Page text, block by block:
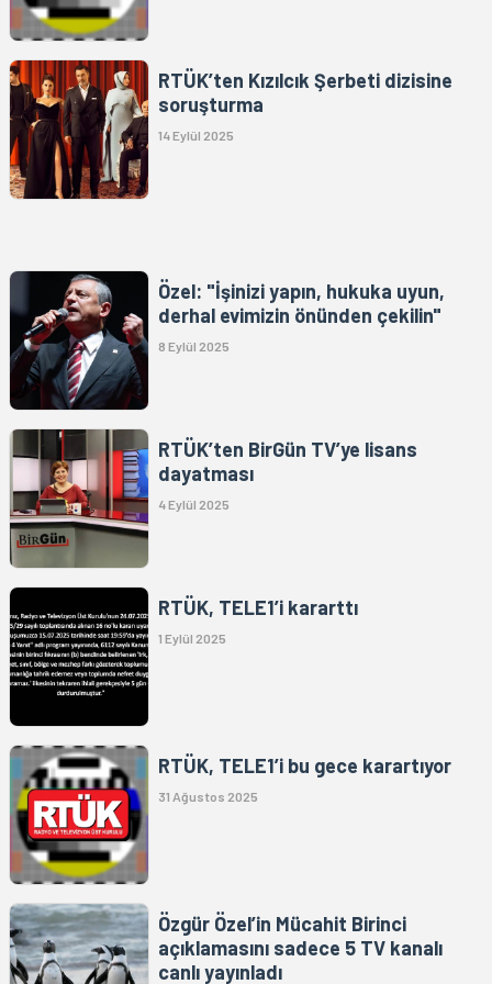
RTÜK’ten Kızılcık Şerbeti dizisine
soruşturma
14 Eylül 2025
Özel: "İşinizi yapın, hukuka uyun,
derhal evimizin önünden çekilin"
8 Eylül 2025
RTÜK’ten BirGün TV’ye lisans
dayatması
4 Eylül 2025
RTÜK, TELE1’i kararttı
1 Eylül 2025
RTÜK, TELE1’i bu gece karartıyor
31 Ağustos 2025
Özgür Özel’in Mücahit Birinci
açıklamasını sadece 5 TV kanalı
canlı yayınladı